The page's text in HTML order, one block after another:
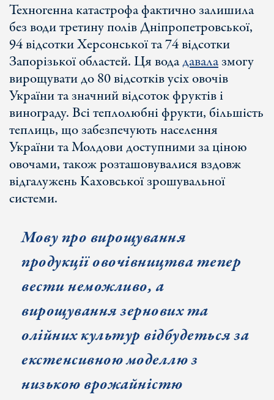
Техногенна катастрофа фактично залишила
без води третину полів Дніпропетровської,
94 відсотки Херсонської та 74 відсотки
Запорізької областей. Ця водадавалазмогу
вирощувати до 80 відсотків усіх овочів
України та значний відсоток фруктів і
винограду. Всі теплолюбні фрукти, більшість
теплиць, що забезпечують населення
України та Молдови доступними за ціною
овочами, також розташовувалися вздовж
відгалужень Каховської зрошувальної
системи.
Мову про вирощування
продукції овочівництва тепер
вестинеможливо, а
вирощування зернових та
олійних культур відбудеться за
екстенсивною моделлю з
низькою врожайністю